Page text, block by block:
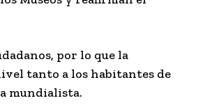
por lo que la
tanto a los habitantes de
mundialista.